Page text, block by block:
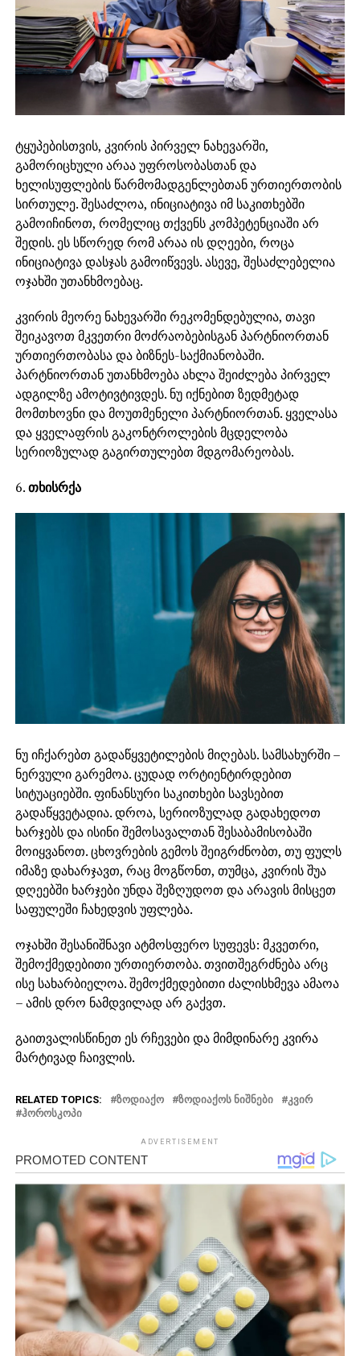
ტყუპებისთვის, კვირის პირველ ნახევარში,
გამორიცხული არაა უფროსობასთან და
ხელისუფლების წარმომადგენლებთან ურთიერთობის
სირთულე. შესაძლოა, ინიციატივა იმ საკითხებში
გამოიჩინოთ, რომელიც თქვენს კომპეტენციაში არ
შედის. ეს სწორედ რომ არაა ის დღეები, როცა
ინიციატივა დასჯას გამოიწვევს. ასევე, შესაძლებელია
ოჯახში უთანხმოებაც.
კვირის მეორე ნახევარში რეკომენდებულია, თავი
შეიკავოთ მკვეთრი მოძრაობებისგან პარტნიორთან
ურთიერთობასა და ბიზნეს-საქმიანობაში.
პარტნიორთან უთანხმოება ახლა შეიძლება პირველ
ადგილზე ამოტივტივდეს. ნუ იქნებით ზედმეტად
მომთხოვნი და მოუთმენელი პარტნიორთან. ყველასა
და ყველაფრის გაკონტროლების მცდელობა
სერიოზულად გაგირთულებთ მდგომარეობას.
6.თხისრქა
ნუ იჩქარებთ გადაწყვეტილების მიღებას. სამსახურში –
ნერვული გარემოა. ცუდად ორტიენტირდებით
სიტუაციებში. ფინანსური საკითხები სავსებით
გადაწყვეტადია. დროა, სერიოზულად გადახედოთ
ხარჯებს და ისინი შემოსავალთან შესაბამისობაში
მოიყვანოთ. ცხოვრების გემოს შეიგრძნობთ, თუ ფულს
იმაზე დახარჯავთ, რაც მოგწონთ, თუმცა, კვირის შუა
დღეებში ხარჯები უნდა შეზღუდოთ და არავის მისცეთ
საფულეში ჩახედვის უფლება.
ოჯახში შესანიშნავი ატმოსფერო სუფევს: მკვეთრი,
შემოქმედებითი ურთიერთობა. თვითშეგრძნება არც
ისე სახარბიელოა. შემოქმედებითი ძალისხმევა ამაოა
– ამის დრო ნამდვილად არ გაქვთ.
გაითვალისწინეთ ეს რჩევები და მიმდინარე კვირა
მარტივად ჩაივლის.
RELATED TOPICS: ᲖᲝᲓᲘᲐᲥᲝ ᲖᲝᲓᲘᲐᲥᲝᲡ ᲜᲘᲨᲜᲔᲑᲘ
ᲙᲕᲘᲠ
ᲰᲝᲠᲝᲡᲙᲝᲞᲘ
ADVERTISEMENT